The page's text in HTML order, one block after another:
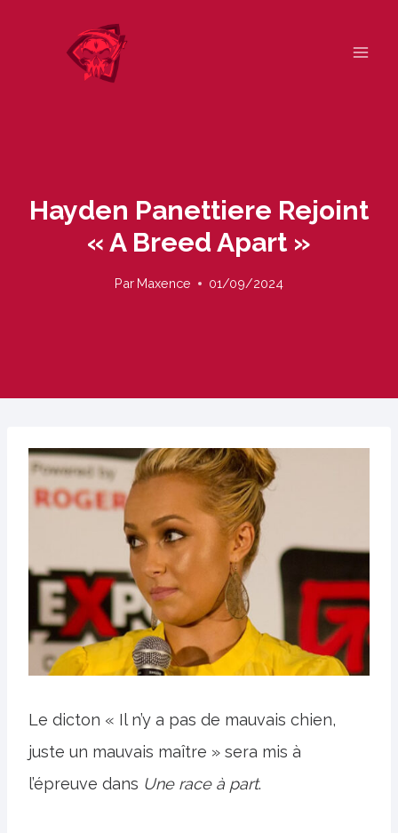
Hayden Panettiere Rejoint
« A Breed Apart »
Par Maxence 01/09/2024
Le dicton « Il n’y a pas de mauvais chien,
juste un mauvais maître » sera mis à
l’épreuve dans Une race à part.